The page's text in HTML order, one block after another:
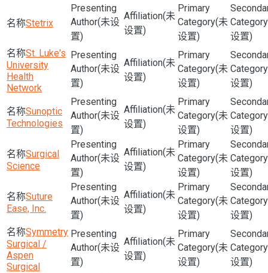
Stetrix
(未设
置)
(未
设置)
(未
设置)
设置)
St. Luke's
University
Health
Network
(未设
置)
(未
设置)
(未
设置)
设置)
Sunoptic
Technologies
(未设
置)
(未
设置)
(未
设置)
设置)
Surgical
Science
(未设
置)
(未
设置)
(未
设置)
设置)
Suture
Ease, Inc.
(未设
置)
(未
设置)
(未
设置)
设置)
Symmetry
Surgical /
Aspen
Surgical
(未设
置)
(未
设置)
(未
设置)
设置)